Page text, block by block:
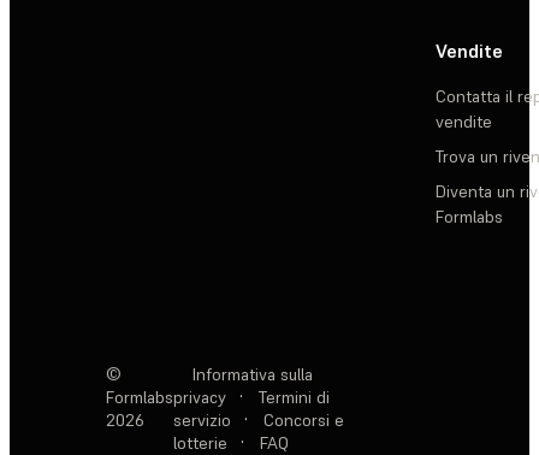
Vendite
Contatta il
vendite
Trova un
Diventa un
Formlabs
©
Formlabs
2026
Informativa sulla
privacy
·
Termini di
servizio
·
Concorsi e
lotterie
· FAQ